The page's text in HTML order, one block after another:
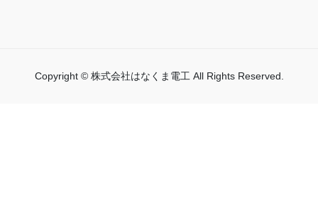
Copyright © 株式会社はなくま電工 All Rights Reserved.